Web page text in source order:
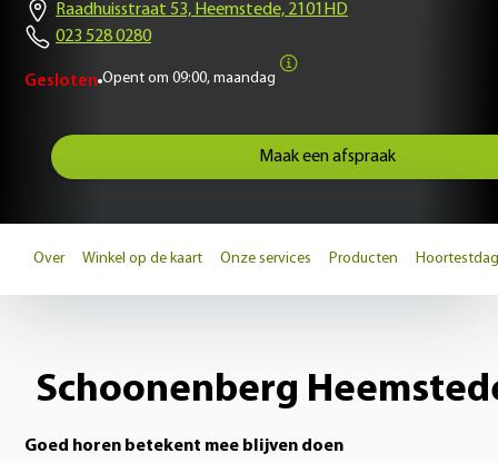
Raadhuisstraat 53, Heemstede, 2101HD
023 528 0280
Gesloten Opent om 09:00, maandag
Maak een afspraak
Over Winkel op de kaart Onze services Producten
Schoonenberg
Goed horen betekent mee blijven doen